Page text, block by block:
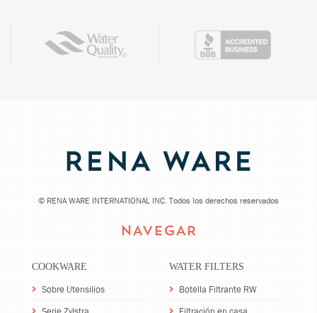
© RENA WARE INTERNATIONAL INC. Todos los derechos reservados
NAVEGAR
COOKWARE
Sobre Utensilios
WATER FILTERS
Botella Filtrante RW